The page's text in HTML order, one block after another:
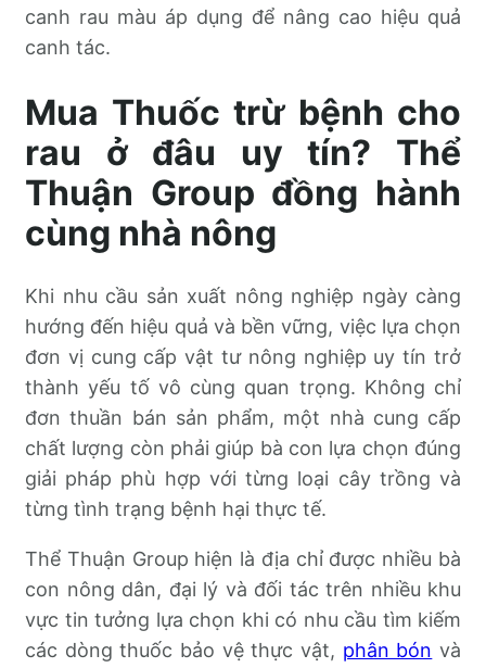
canh rau màu áp dụng để nâng cao hiệu quả
canh tác.
Mua Thuốc trừ bệnh cho
rau ở đâu uy tín? Thể
Thuận Group đồng hành
cùng nhà nông
Khi nhu cầu sản xuất nông nghiệp ngày càng
hướng đến hiệu quả và bền vững, việc lựa chọn
đơn vị cung cấp vật tư nông nghiệp uy tín trở
thành yếu tố vô cùng quan trọng. Không chỉ
đơn thuần bán sản phẩm, một nhà cung cấp
chất lượng còn phải giúp bà con lựa chọn đúng
giải pháp phù hợp với từng loại cây trồng và
từng tình trạng bệnh hại thực tế.
Thể Thuận Group hiện là địa chỉ được nhiều bà
con nông dân, đại lý và đối tác trên nhiều khu
vực tin tưởng lựa chọn khi có nhu cầu tìm kiếm
các dòng thuốc bảo vệ thực vật, phân bón và